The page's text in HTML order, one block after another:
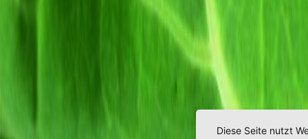
Diese Seite nutzt